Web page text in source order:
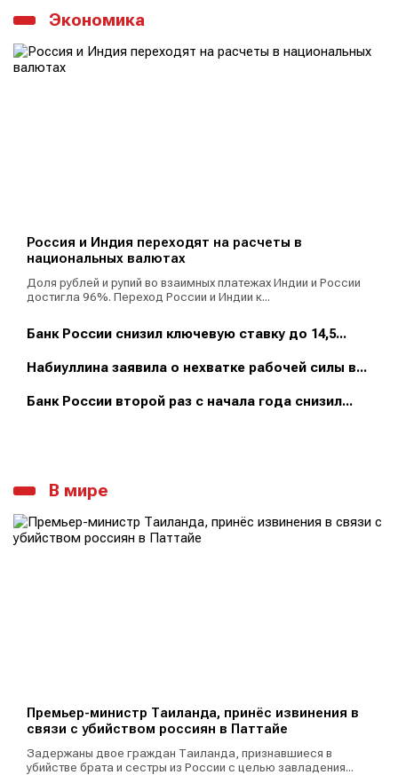
Экономика
Россия и Индия переходят на расчеты в
национальных валютах
Доля рублей и рупий во взаимных платежах Индии и России
достигла 96%. Переход России и Индии к...
Банк России снизил ключевую ставку до 14,5...
Набиуллина заявила о нехватке рабочей силы в...
Банк России второй раз с начала года снизил...
В мире
Премьер-министр Таиланда, принёс извинения в
связи с убийством россиян в Паттайе
Задержаны двое граждан Таиланда, признавшиеся в
убийстве брата и сестры из России с целью завладения...